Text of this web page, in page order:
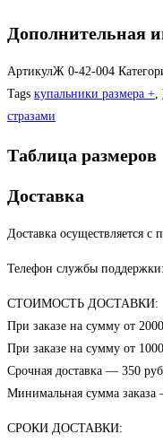
Дополнительная
АртикулЖ 0-42-004
Tags купальники размера +,
стразами
Таблица размеров
Доставка
Доставка осуществляется с
Телефон службы
СТОИМОСТЬ ДОСТАВКИ:
При заказе на сумму от
При заказе на сумму от
Срочная доставка — 350
Минимальная сумма заказа
СРОКИ ДОСТАВКИ: